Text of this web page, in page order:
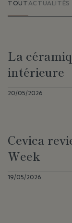
TOUTACTUALITÉS
La
intérieure
20/05/2026
Cevica
Week
19/05/2026